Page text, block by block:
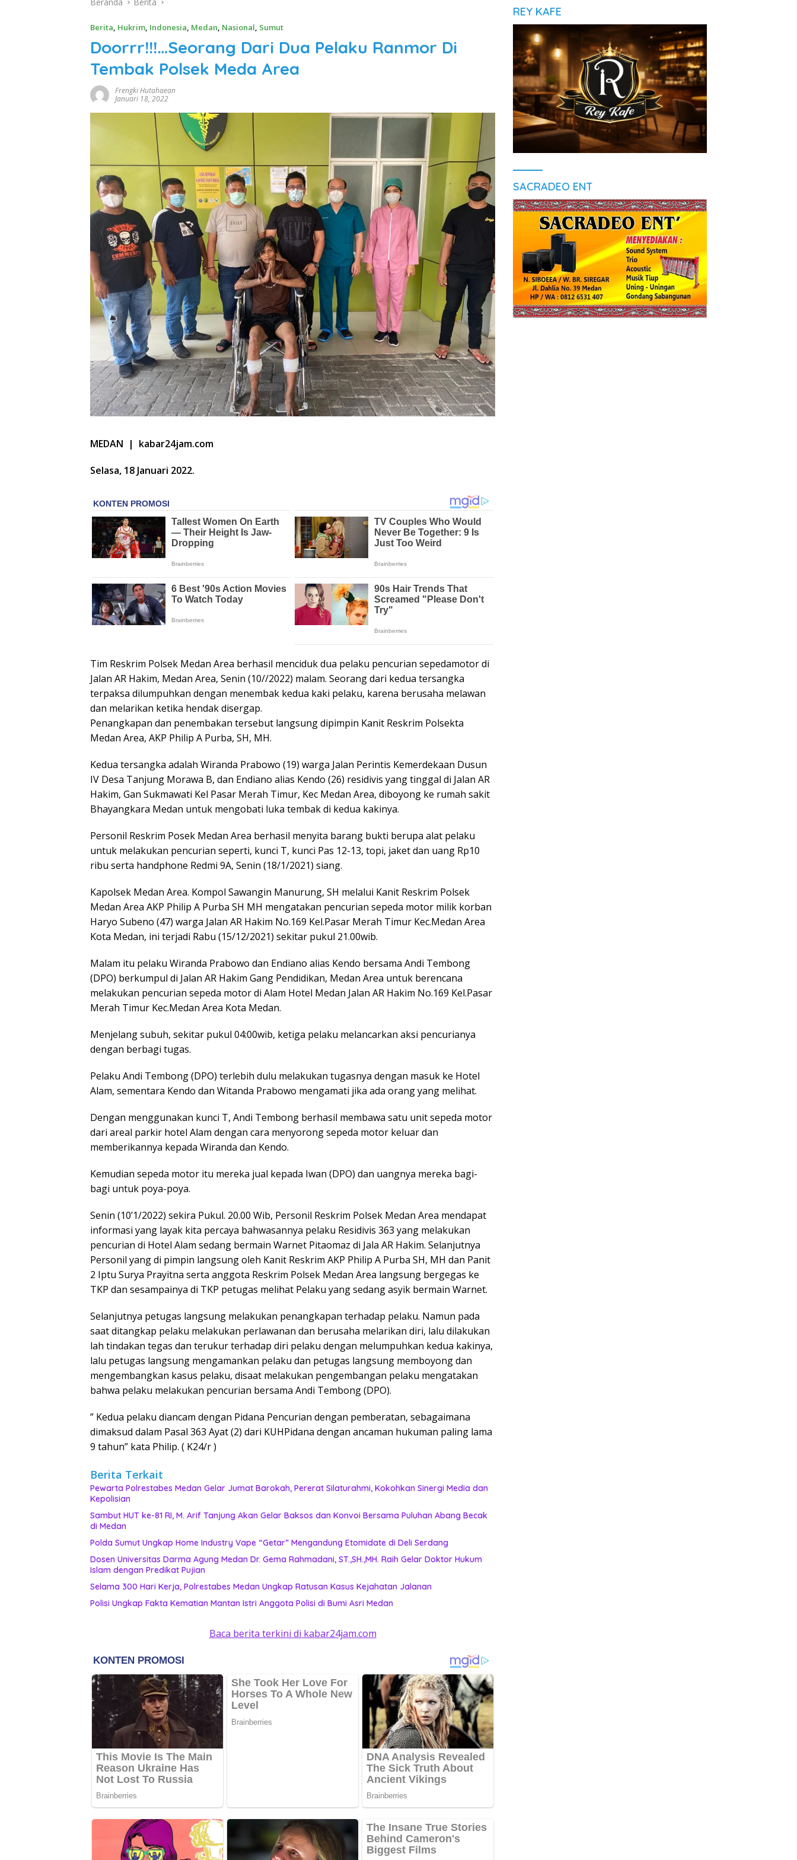
Berita, Hukrim, Indonesia, Medan, Nasional, Sumut
Doorrr!!!…Seorang Dari Dua Pelaku Ranmor Di
Tembak Polsek Meda Area
Frengki Hutahaean
Januari 18, 2022
MEDAN | kabar24jam.com
Selasa, 18 Januari 2022.
Tim Reskrim Polsek Medan Area berhasil menciduk dua pelaku pencurian sepedamotor di
Jalan AR Hakim, Medan Area, Senin (10//2022) malam. Seorang dari kedua tersangka
terpaksa dilumpuhkan dengan menembak kedua kaki pelaku, karena berusaha melawan
dan melarikan ketika hendak disergap.
Penangkapan dan penembakan tersebut langsung dipimpin Kanit Reskrim Polsekta
Medan Area, AKP Philip A Purba, SH, MH.
Kedua tersangka adalah Wiranda Prabowo (19) warga Jalan Perintis Kemerdekaan Dusun
IV Desa Tanjung Morawa B, dan Endiano alias Kendo (26) residivis yang tinggal di Jalan AR
Hakim, Gan Sukmawati Kel Pasar Merah Timur, Kec Medan Area, diboyong ke rumah sakit
Bhayangkara Medan untuk mengobati luka tembak di kedua kakinya.
Personil Reskrim Posek Medan Area berhasil menyita barang bukti berupa alat pelaku
untuk melakukan pencurian seperti, kunci T, kunci Pas 12-13, topi, jaket dan uang Rp10
ribu serta handphone Redmi 9A, Senin (18/1/2021) siang.
Kapolsek Medan Area. Kompol Sawangin Manurung, SH melalui Kanit Reskrim Polsek
Medan Area AKP Philip A Purba SH MH mengatakan pencurian sepeda motor milik korban
Haryo Subeno (47) warga Jalan AR Hakim No.169 Kel.Pasar Merah Timur Kec.Medan Area
Kota Medan, ini terjadi Rabu (15/12/2021) sekitar pukul 21.00wib.
Malam itu pelaku Wiranda Prabowo dan Endiano alias Kendo bersama Andi Tembong
(DPO) berkumpul di Jalan AR Hakim Gang Pendidikan, Medan Area untuk berencana
melakukan pencurian sepeda motor di Alam Hotel Medan Jalan AR Hakim No.169 Kel.Pasar
Merah Timur Kec.Medan Area Kota Medan.
Menjelang subuh, sekitar pukul 04:00wib, ketiga pelaku melancarkan aksi pencurianya
dengan berbagi tugas.
Pelaku Andi Tembong (DPO) terlebih dulu melakukan tugasnya dengan masuk ke Hotel
Alam, sementara Kendo dan Witanda Prabowo mengamati jika ada orang yang melihat.
Dengan menggunakan kunci T, Andi Tembong berhasil membawa satu unit sepeda motor
dari areal parkir hotel Alam dengan cara menyorong sepeda motor keluar dan
memberikannya kepada Wiranda dan Kendo.
Kemudian sepeda motor itu mereka jual kepada Iwan (DPO) dan uangnya mereka bagi-
bagi untuk poya-poya.
Senin (10’1/2022) sekira Pukul. 20.00 Wib, Personil Reskrim Polsek Medan Area mendapat
informasi yang layak kita percaya bahwasannya pelaku Residivis 363 yang melakukan
pencurian di Hotel Alam sedang bermain Warnet Pitaomaz di Jala AR Hakim. Selanjutnya
Personil yang di pimpin langsung oleh Kanit Reskrim AKP Philip A Purba SH, MH dan Panit
2 Iptu Surya Prayitna serta anggota Reskrim Polsek Medan Area langsung bergegas ke
TKP dan sesampainya di TKP petugas melihat Pelaku yang sedang asyik bermain Warnet.
Selanjutnya petugas langsung melakukan penangkapan terhadap pelaku. Namun pada
saat ditangkap pelaku melakukan perlawanan dan berusaha melarikan diri, lalu dilakukan
lah tindakan tegas dan terukur terhadap diri pelaku dengan melumpuhkan kedua kakinya,
lalu petugas langsung mengamankan pelaku dan petugas langsung memboyong dan
mengembangkan kasus pelaku, disaat melakukan pengembangan pelaku mengatakan
bahwa pelaku melakukan pencurian bersama Andi Tembong (DPO).
” Kedua pelaku diancam dengan Pidana Pencurian dengan pemberatan, sebagaimana
dimaksud dalam Pasal 363 Ayat (2) dari KUHPidana dengan ancaman hukuman paling lama
9 tahun” kata Philip. ( K24/r )
Berita Terkait
Pewarta Polrestabes Medan Gelar Jumat Barokah, Pererat Silaturahmi, Kokohkan Sinergi Media dan
Kepolisian
‎Sambut HUT ke-81 RI, M. Arif Tanjung Akan Gelar Baksos dan Konvoi Bersama Puluhan Abang Becak
di Medan
‎Polda Sumut Ungkap Home Industry Vape “Getar” Mengandung Etomidate di Deli Serdang ‎
Dosen Universitas Darma Agung Medan Dr. Gema Rahmadani, ST.,SH.,MH. Raih Gelar Doktor Hukum
Islam dengan Predikat Pujian
Selama 300 Hari Kerja, Polrestabes Medan Ungkap Ratusan Kasus Kejahatan Jalanan
Polisi Ungkap Fakta Kematian Mantan Istri Anggota Polisi di Bumi Asri Medan
Baca berita terkini di kabar24jam.com
REY KAFE
SACRADEO ENT